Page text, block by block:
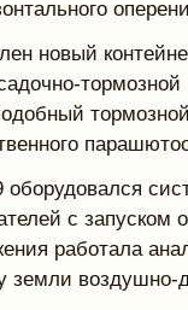
новый
с запуском
работала
воздушно-